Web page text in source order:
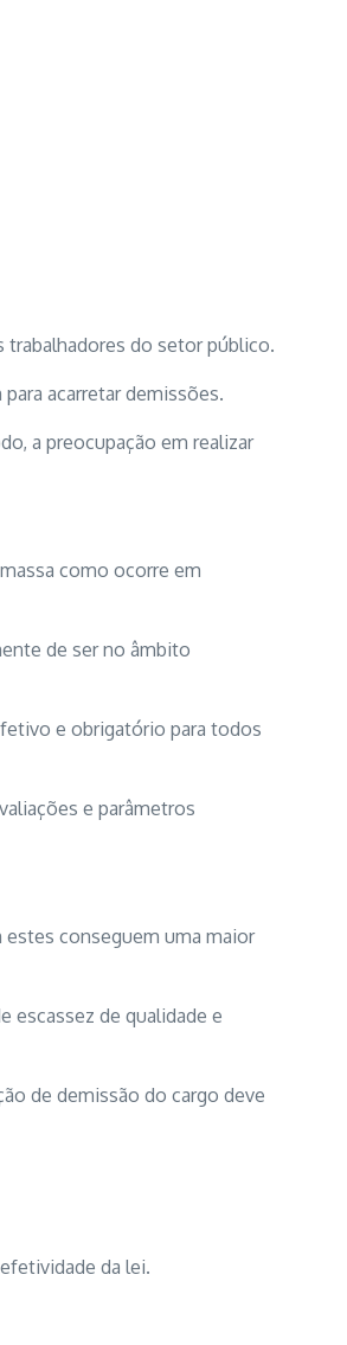
trabalhadores do setor público.
acarretar demissões.
a preocupação em realizar
como ocorre em
de ser no âmbito
e obrigatório para todos
e parâmetros
conseguem uma maior
escassez de qualidade e
de demissão do cargo deve
da lei.